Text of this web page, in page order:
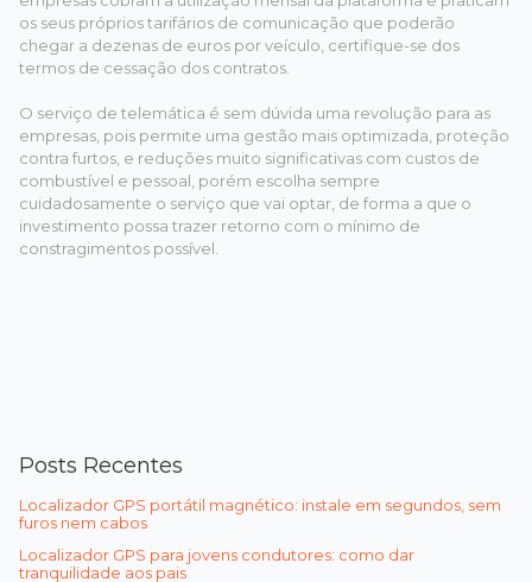
os seus próprios tarifários de comunicação que poderão
chegar a dezenas de euros por veículo, certifique-se dos
termos de cessação dos contratos.
O serviço de telemática é sem dúvida uma revolução para as
empresas, pois permite uma gestão mais optimizada, proteção
contra furtos, e reduções muito significativas com custos de
combustível e pessoal, porém escolha sempre
cuidadosamente o serviço que vai optar, de forma a que o
investimento possa trazer retorno com o mínimo de
constragimentos possível.
Posts Recentes
Localizador GPS portátil magnético: instale em segundos, sem
furos nem cabos
Localizador GPS para jovens condutores: como dar
tranquilidade aos pais